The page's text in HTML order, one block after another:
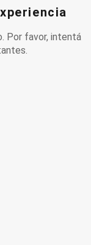
Por favor, intentá